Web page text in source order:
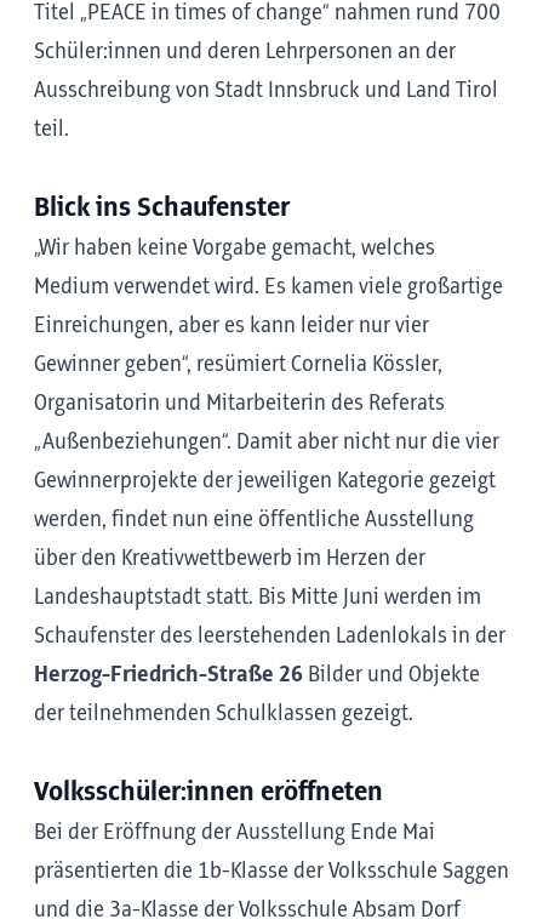
Titel „PEACE in times of change“ nahmen rund 700
Schüler:innen und deren Lehrpersonen an der
Ausschreibung von Stadt Innsbruck und Land Tirol
teil.
Blick ins Schaufenster
„Wir haben keine Vorgabe gemacht, welches
Medium verwendet wird. Es kamen viele großartige
Einreichungen, aber es kann leider nur vier
Gewinner geben“, resümiert Cornelia Kössler,
Organisatorin und Mitarbeiterin des Referats
„Außenbeziehungen“. Damit aber nicht nur die vier
Gewinnerprojekte der jeweiligen Kategorie gezeigt
werden, findet nun eine öffentliche Ausstellung
über den Kreativwettbewerb im Herzen der
Landeshauptstadt statt. Bis Mitte Juni werden im
Schaufenster des leerstehenden Ladenlokals in der
Herzog-Friedrich-Straße 26 Bilder und Objekte
der teilnehmenden Schulklassen gezeigt.
Volksschüler:innen eröffneten
Bei der Eröffnung der Ausstellung Ende Mai
präsentierten die 1b-Klasse der Volksschule Saggen
und die 3a-Klasse der Volksschule Absam Dorf